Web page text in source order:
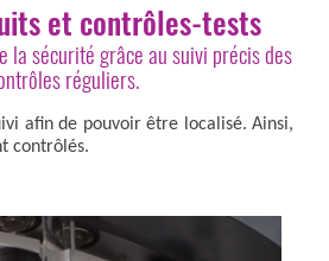
et contrôles-tests
la sécurité grâce au suivi précis des
réguliers.
afin de pouvoir être localisé. Ainsi,
contrôlés.